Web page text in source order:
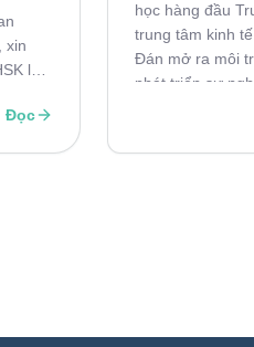
xin
là
tìm
Đọc
học hàng đầu
trung tâm kinh
Đán mở ra môi
phát triển sự
về các chương